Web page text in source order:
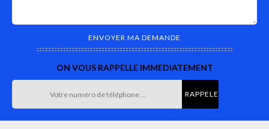
ON VOUS RAPPELLE IMMEDIATEMENT